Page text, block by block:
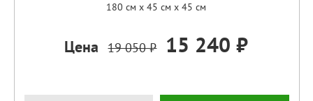
180 см x 45 см x 45 см
Цена 19 050 ₽ 15 240 ₽